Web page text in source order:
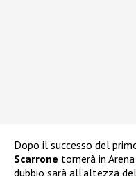
Dopo il successo del
Scarrone tornerà in
dubbio sarà all’altezza